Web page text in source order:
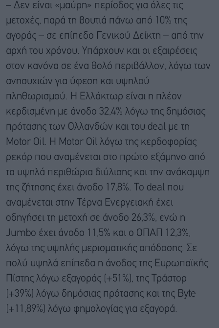
– Δεν είναι «μαύρη» περίοδος για όλες τις
μετοχές, παρά τη βουτιά πάνω από 10% της
αγοράς – σε επίπεδο Γενικού Δείκτη – από την
αρχή του χρόνου. Υπάρχουν και οι εξαιρέσεις
στον κανόνα σε ένα θολό περιβάλλον, λόγω των
ανησυχιών για ύφεση και υψηλού
πληθωρισμού. Η Ελλάκτωρ είναι η πλέον
κερδισμένη με άνοδο 32,4% λόγω της δημόσιας
πρότασης των Ολλανδών και του deal με τη
Motor Oil. Η Motor Oil λόγω της κερδοφορίας
ρεκόρ που αναμένεται στο πρώτο εξάμηνο από
τα υψηλά περιθώρια διύλισης και την ανάκαμψη
της ζήτησης έχει άνοδο 17,8%. Το deal που
αναμένεται στην Τέρνα Ενεργειακή έχει
οδηγήσει τη μετοχή σε άνοδο 26,3%, ενώ η
Jumbo έχει άνοδο 11,5% και ο ΟΠΑΠ 12,3%,
λόγω της υψηλής μερισματικής απόδοσης. Σε
πολύ υψηλά επίπεδα η άνοδος της Ευρωπαϊκής
Πίστης λόγω εξαγοράς (+51%), της Τράστορ
(+39%) λόγω δημόσιας πρότασης και της Byte
(+11,89%) λόγω φημολογίας για εξαγορά.